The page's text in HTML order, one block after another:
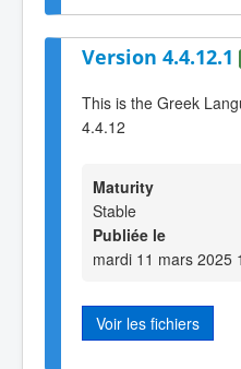
Version 4.4.12.1
This is the Greek
4.4.12
Maturity
Stable
Publiée le
mardi 11 mars 2025
Voir les fichiers